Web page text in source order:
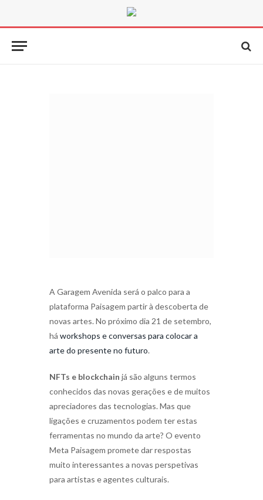
A Garagem Avenida será o palco para a
plataforma Paisagem partir à descoberta de
novas artes. No próximo dia 21 de setembro,
há workshops e conversas para colocar a
arte do presente no futuro.
NFTs e blockchain já são alguns termos
conhecidos das novas gerações e de muitos
apreciadores das tecnologias. Mas que
ligações e cruzamentos podem ter estas
ferramentas no mundo da arte? O evento
Meta Paisagem promete dar respostas
muito interessantes a novas perspetivas
para artistas e agentes culturais.